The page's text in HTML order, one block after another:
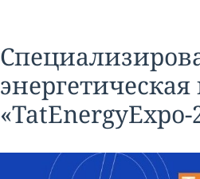
«TatEnergyExpo-